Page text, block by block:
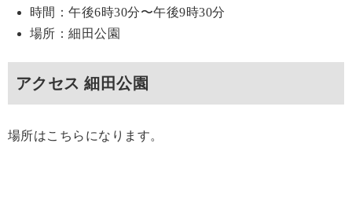
時間：午後6時30分〜午後9時30分
場所：細田公園
アクセス 細田公園
場所はこちらになります。